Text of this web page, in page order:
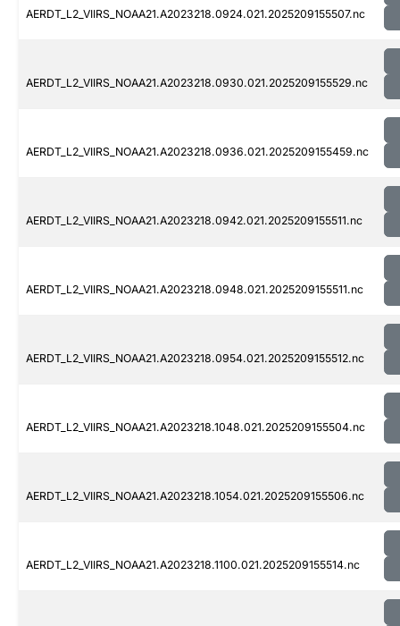
AERDT_L2_VIIRS_NOAA21.A2023218.0924.021.2025209155507.nc
AERDT_L2_VIIRS_NOAA21.A2023218.0930.021.2025209155529.nc
AERDT_L2_VIIRS_NOAA21.A2023218.0936.021.2025209155459.nc
AERDT_L2_VIIRS_NOAA21.A2023218.0942.021.2025209155511.nc
AERDT_L2_VIIRS_NOAA21.A2023218.0948.021.2025209155511.nc
AERDT_L2_VIIRS_NOAA21.A2023218.0954.021.2025209155512.nc
AERDT_L2_VIIRS_NOAA21.A2023218.1048.021.2025209155504.nc
AERDT_L2_VIIRS_NOAA21.A2023218.1054.021.2025209155506.nc
AERDT_L2_VIIRS_NOAA21.A2023218.1100.021.2025209155514.nc